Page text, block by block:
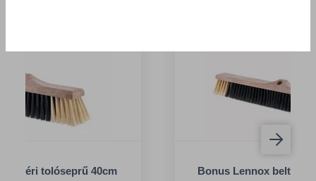
beltéri tolóseprű 40cm Bonus Lennox beltéri